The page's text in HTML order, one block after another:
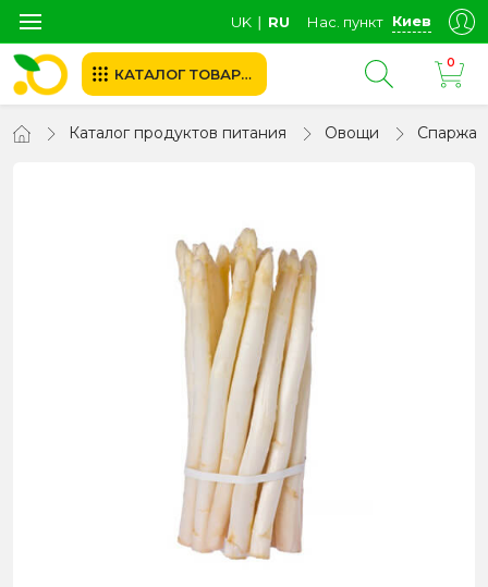
UK ∣ RU Нас. пункт Киев
КАТАЛОГ ТОВАРОВ
0
Каталог продуктов питания Овощи Спаржа